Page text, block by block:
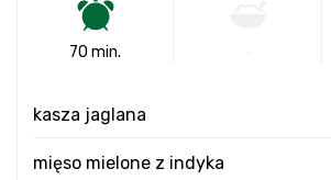
70 min.
kasza jaglana
mięso mielone z indyka